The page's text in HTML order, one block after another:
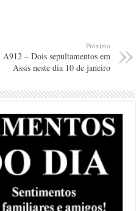
Próximo
A912 – Dois sepultamentos em
Assis neste dia 10 de janeiro